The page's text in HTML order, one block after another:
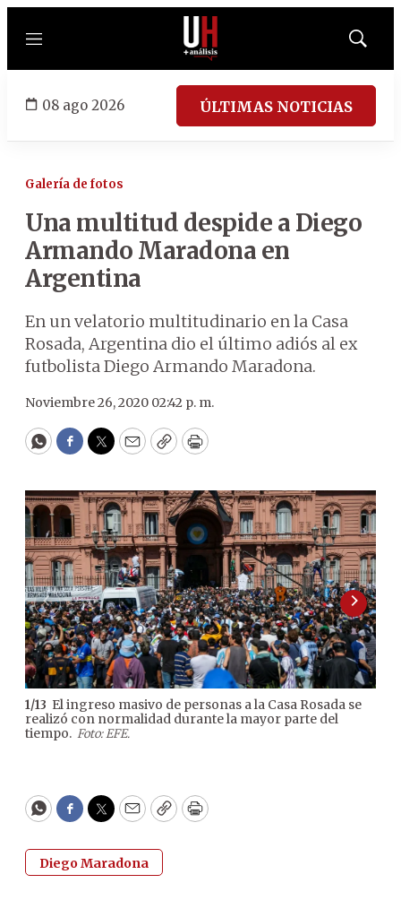
Menú
Mostrar
08 ago 2026 ÚLTIMAS NOTICIAS
Galería de fotos
Una multitud despide a Diego
Armando Maradona en
Argentina
En un velatorio multitudinario en la Casa
Rosada, Argentina dio el último adiós al ex
futbolista Diego Armando Maradona.
Noviembre 26, 2020 02:42 p. m.
WhatsApp
Facebook
Twitter
EmailCopyPrint
1/13 El ingreso masivo de personas a la Casa Rosada se
realizó con normalidad durante la mayor parte del
tiempo. Foto: EFE.
WhatsApp
Facebook
Twitter
EmailCopyPrint
Diego Maradona